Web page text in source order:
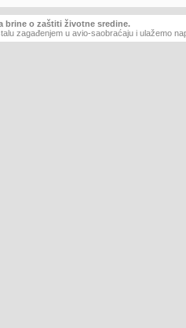
brine o zaštiti životne sredine.
zagađenjem u avio-saobraćaju i ulažemo